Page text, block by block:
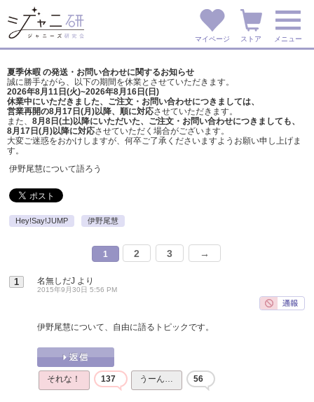
マイページ ストア メニュー
夏季休暇 の発送・お問い合わせに関するお知らせ
誠に勝手ながら、以下の期間を休業とさせていただきます。
2026年8月11日(火)~2026年8月16日(日)
休業中にいただきました、ご注文・お問い合わせにつきましては、
営業再開の8月17日(月)以降、順に対応させていただきます。
また、 8月8日(土)以降にいただいた、ご注文・ お問い合わせにつきましても、
8月17日(月)以降に対応させていただく場合がございます。
大変ご迷惑をおかけしますが、 何卒ご了承くださいますようお願い申し上げま
す。
伊野尾慧について語ろう
Hey!Say!JUMP 伊野尾慧
1 2 3 →
1 名無しだJ より
2015年9月30日 5:56 PM
伊野尾慧について、自由に語るトピックです。
それな！ 137 うーん… 56